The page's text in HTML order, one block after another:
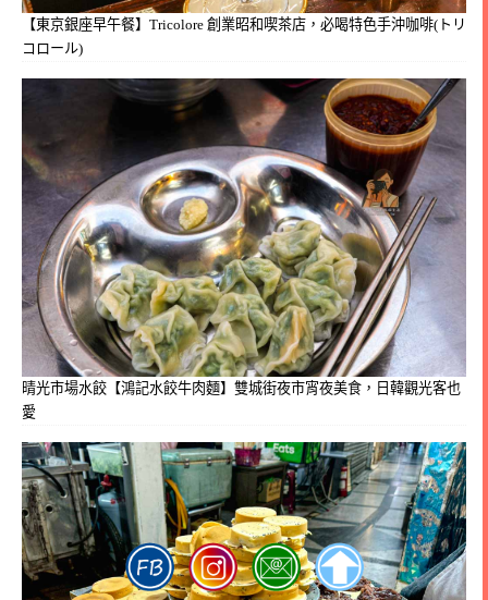
【東京銀座早午餐】Tricolore 創業昭和喫茶店，必喝特色手沖咖啡(トリ
コロール)
晴光市場水餃【鴻記水餃牛肉麵】雙城街夜市宵夜美食，日韓觀光客也
愛